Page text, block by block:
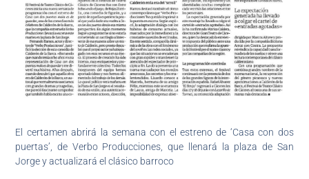
El certamen abrirá la semana con el estreno de ‘Casa con dos
puertas’, de Verbo Producciones, que llenará la plaza de San
Jorge y actualizará el clásico barroco